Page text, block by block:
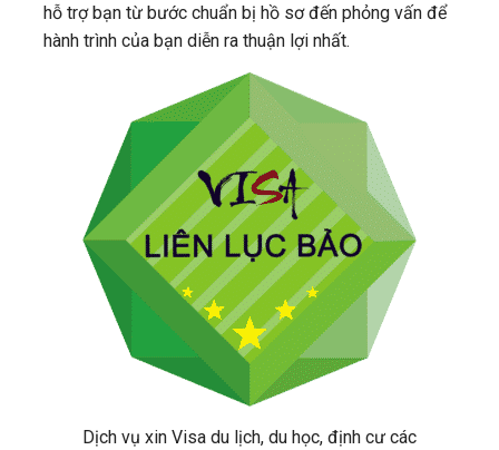
hỗ trợ bạn từ bước chuẩn bị hồ sơ đến phỏng vấn để
hành trình của bạn diễn ra thuận lợi nhất.
Dịch vụ xin Visa du lịch, du học, định cư các